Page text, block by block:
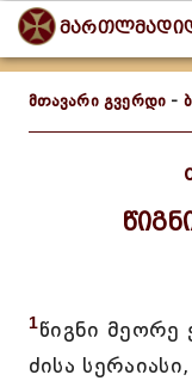
მთავარი გვერდი -
1წიგნი მეორე
ძისა